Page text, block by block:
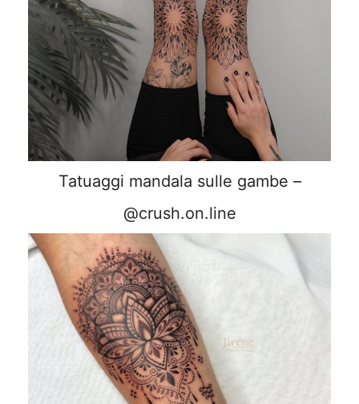
Tatuaggi mandala sulle gambe –
@crush.on.line